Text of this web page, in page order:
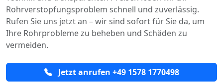
Rohrverstopfungsproblem schnell und zuverlässig.
Rufen Sie uns jetzt an – wir sind sofort für Sie da, um
Ihre Rohrprobleme zu beheben und Schäden zu
vermeiden.
Jetzt anrufen +49 1578 1770498